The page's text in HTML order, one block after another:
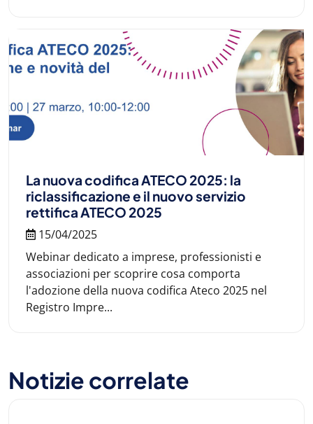
La nuova codifica ATECO 2025: la
riclassificazione e il nuovo servizio
rettifica ATECO 2025
15/04/2025
Webinar dedicato a imprese, professionisti e
associazioni per scoprire cosa comporta
l'adozione della nuova codifica Ateco 2025 nel
Registro Impre...
Notizie correlate